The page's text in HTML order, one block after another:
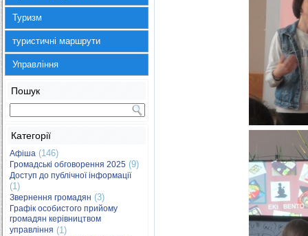
Туризм
туристичні маршрути
Управління
Пошук
Категорії
Афіша (146)
Громадські обговорення 2025 (9)
Доступ до публічної інформації
(1)
Звернення громадян (3)
Графік особистого прийому
громадян керівництвом
управління (1)